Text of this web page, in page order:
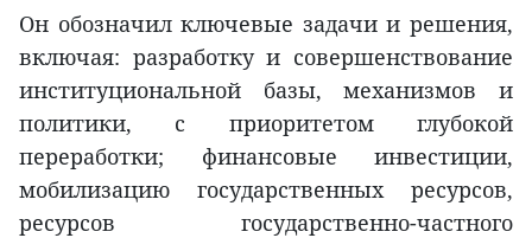
Он обозначил ключевые задачи и решения,
включая: разработку и совершенствование
институциональной базы, механизмов и
политики, с приоритетом глубокой
переработки; финансовые инвестиции,
мобилизацию государственных ресурсов,
ресурсов государственно-частного